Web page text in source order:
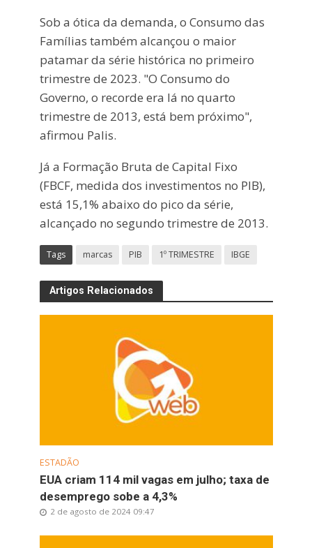
Sob a ótica da demanda, o Consumo das
Famílias também alcançou o maior
patamar da série histórica no primeiro
trimestre de 2023. "O Consumo do
Governo, o recorde era lá no quarto
trimestre de 2013, está bem próximo",
afirmou Palis.
Já a Formação Bruta de Capital Fixo
(FBCF, medida dos investimentos no PIB),
está 15,1% abaixo do pico da série,
alcançado no segundo trimestre de 2013.
Tags marcas PIB 1º TRIMESTRE IBGE
Artigos Relacionados
ESTADÃO
EUA criam 114 mil vagas em julho; taxa de
desemprego sobe a 4,3%
2 de agosto de 2024 09:47